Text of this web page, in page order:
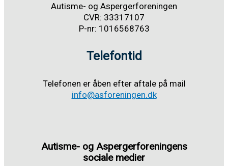
Autisme- og Aspergerforeningen
CVR: 33317107
P-nr: 1016568763
Telefontid
Telefonen er åben efter aftale på mail
info@asforeningen.dk
Autisme- og Aspergerforeningens
sociale medier